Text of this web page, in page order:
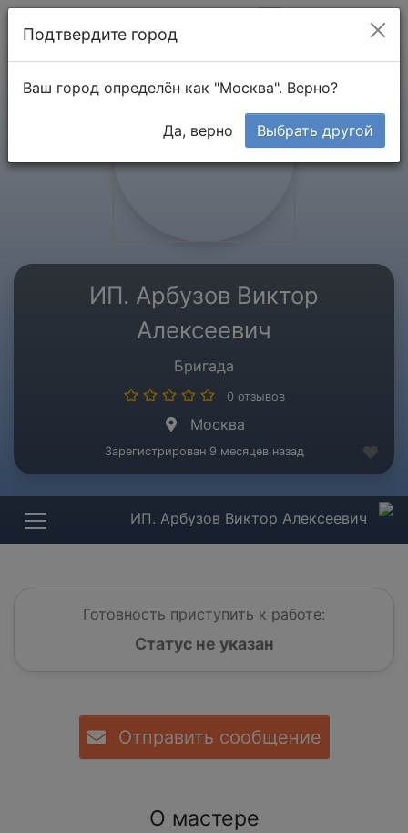
ИП. Арбузов Виктор
Алексеевич
Бригада
0 отзывов
Москва
Зарегистрирован 9 месяцев назад
ИП. Арбузов Виктор Алексеевич
Готовность приступить к работе:
Статус не указан
Отправить сообщение
О мастере
Подтвердите город
Ваш город определён как "Москва". Верно?
Да, верно Выбрать другой